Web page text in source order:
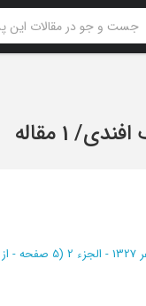
افندی/ 1 مقاله
2 (‎5 صفحه - از 73 تا 77